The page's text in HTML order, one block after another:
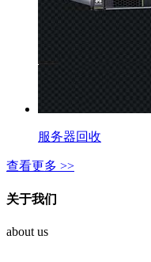
服务器回收
查看更多 >>
关于我们
about us